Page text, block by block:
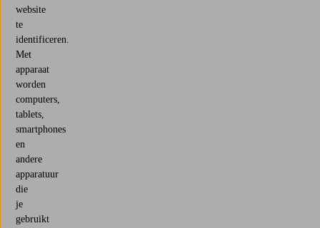
website
te
identificeren.
Met
apparaat
worden
computers,
tablets,
smartphones
en
andere
apparatuur
die
je
gebruikt